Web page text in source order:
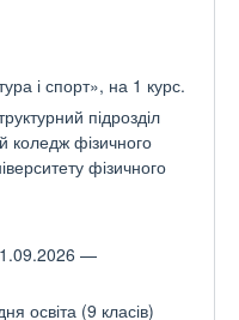
і спорт», на 1 курс.
підрозділ
коледж фізичного
фізичного
—
освіта (9 класів)